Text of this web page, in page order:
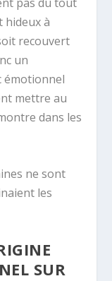
hideux à
recouvert
un
émotionnel
mettre au
dans les
ne sont
les
SUR